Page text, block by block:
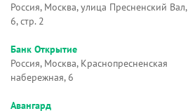
Россия, Москва, улица Пресненский Вал,
6, стр. 2
Банк Открытие
Россия, Москва, Краснопресненская
набережная, 6
Авангард